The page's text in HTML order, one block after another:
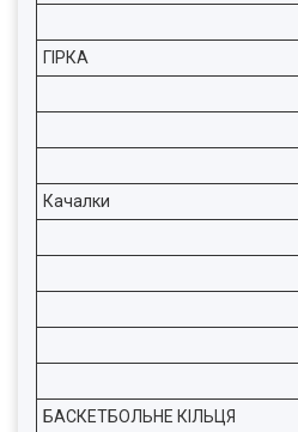
ГІРКА
Качалки
БАСКЕТБОЛЬНЕ КІЛЬЦЯ